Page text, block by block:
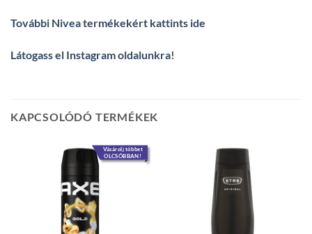
További Nivea termékekért kattints ide
Látogass el Instagram oldalunkra!
KAPCSOLÓDÓ TERMÉKEK
Vásárolj többet
OLCSÓBBAN!